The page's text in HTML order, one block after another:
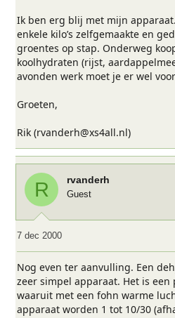
Ik ben erg blij met mijn
enkele kilo’s zelfgemaakte en
groentes op stap. Onderweg
koolhydraten (rijst,
avonden werk moet je er wel
Groeten,
Rik (rvanderh@xs4all.nl)
R rvanderh
Guest
7 dec 2000
Nog even ter aanvulling. Een
zeer simpel apparaat. Het is
waaruit met een fohn warme
apparaat worden 1 tot 10/30